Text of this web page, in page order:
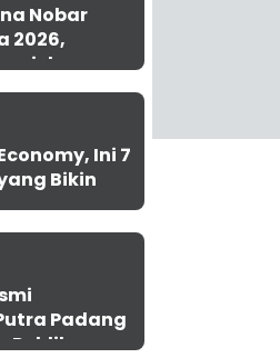
Nobar
2026,
dan
Warga
Ini 7
Bikin
Padang
Publik